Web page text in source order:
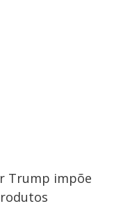
Trump impõe